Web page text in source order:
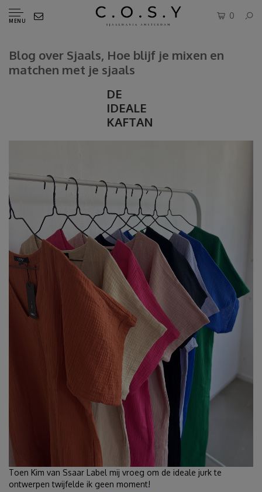
MENU
0
Blog over Sjaals, Hoe blijf je mixen en
matchen met je sjaals
DE
IDEALE
KAFTAN
Toen Kim van Ssaar Label mij vroeg om de ideale jurk te
ontwerpen twijfelde ik geen moment!